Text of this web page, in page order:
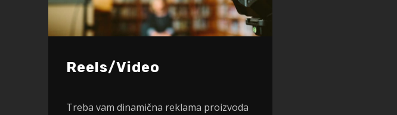
Reels/Video
Treba vam dinamična reklama proizvoda